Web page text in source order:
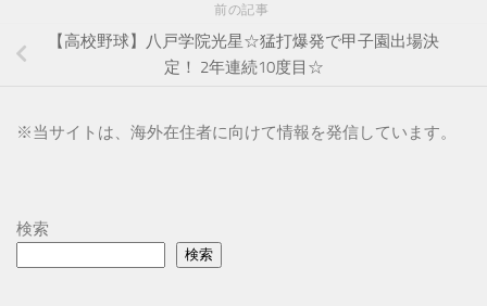
前の記事
【高校野球】八戸学院光星☆猛打爆発で甲子園出場決
定！ 2年連続10度目☆
※当サイトは、海外在住者に向けて情報を発信しています。
検索
検索